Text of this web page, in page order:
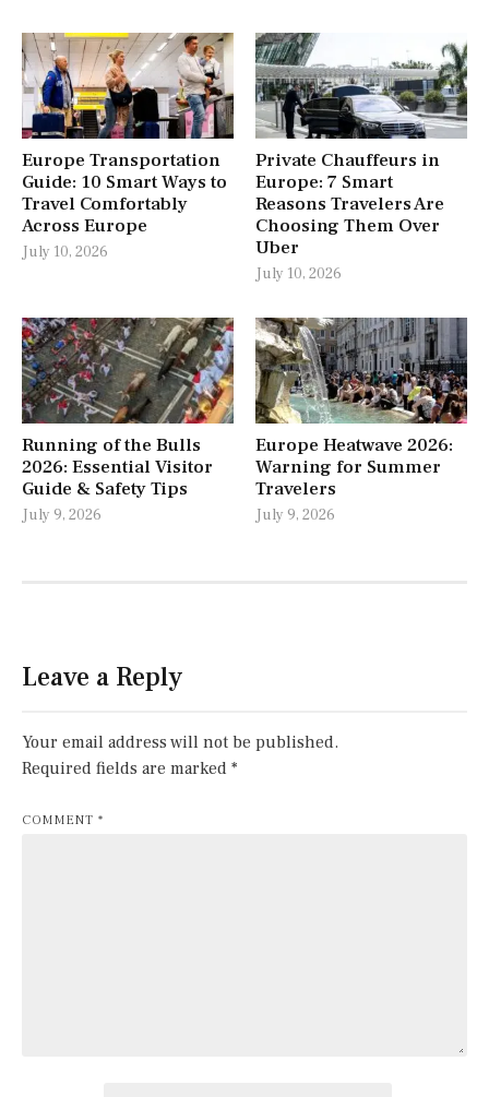
Europe Transportation
Guide: 10 Smart Ways to
Travel Comfortably
Across Europe
July 10, 2026
Private Chauffeurs in
Europe: 7 Smart
Reasons Travelers Are
Choosing Them Over
Uber
July 10, 2026
Running of the Bulls
2026: Essential Visitor
Guide & Safety Tips
July 9, 2026
Europe Heatwave 2026:
Warning for Summer
Travelers
July 9, 2026
Leave a Reply
Your email address will not be published.
Required fields are marked *
COMMENT *